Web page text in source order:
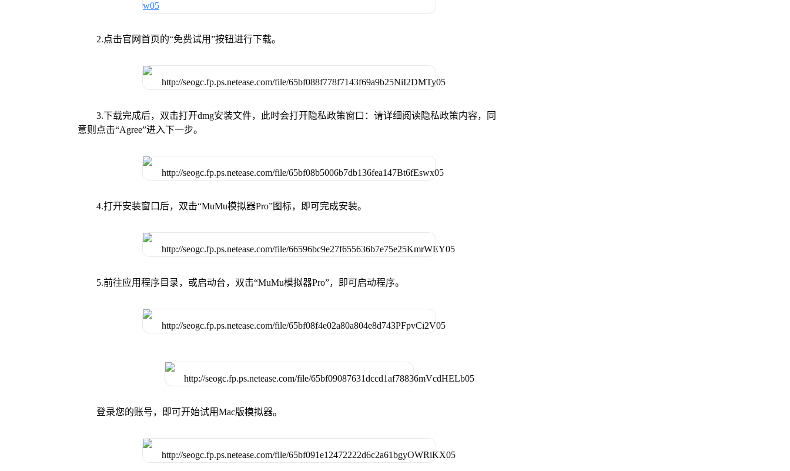
2.点击官网首页的“免费试用”按钮进行下载。
3.下载完成后，双击打开dmg安装文件，此时会打开隐私政策窗口：请详细阅读隐私政策内容，同
意则点击“Agree”进入下一步。
4.打开安装窗口后，双击“MuMu模拟器Pro”图标，即可完成安装。
5.前往应用程序目录，或启动台，双击“MuMu模拟器Pro”，即可启动程序。
登录您的账号，即可开始试用Mac版模拟器。